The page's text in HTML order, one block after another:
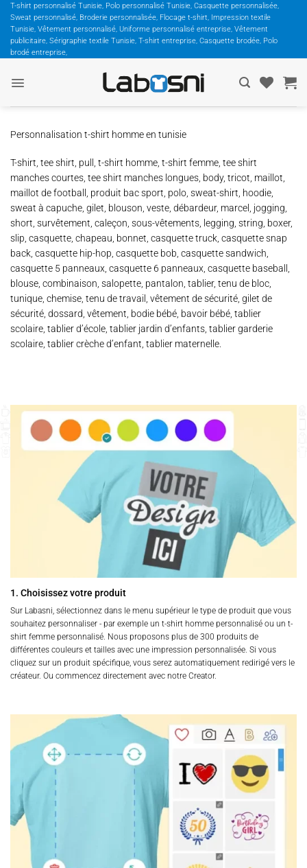
Passer
contenu
T-shirt personnalisé Tunisie, Polo personnalisé Tunisie, Casquette personnalisée,
Sweat personnalisé, Broderie personnalisée, Flocage t-shirt, Impression textile
Tunisie, Vêtement personnalisé, Uniforme personnalisé entreprise, Vêtement
publicitaire, Sérigraphie textile Tunisie, T-shirt entreprise, Casquette brodée, Polo
brodé entreprise,
Personnalisation t-shirt homme en tunisie
T-shirt, tee shirt, pull, t-shirt homme, t-shirt femme, tee shirt
manches courtes, tee shirt manches longues, body, tricot, maillot,
maillot de football, produit bac sport, polo, sweat-shirt, hoodie,
sweat à capuche, gilet, blouson, veste, débardeur, marcel, jogging,
short, survêtement, caleçon, sous-vêtements, legging, string, boxer,
slip, casquette, chapeau, bonnet, casquette truck, casquette snap
back, casquette hip-hop, casquette bob, casquette sandwich,
casquette 5 panneaux, casquette 6 panneaux, casquette baseball,
blouse, combinaison, salopette, pantalon, tablier, tenu de bloc,
tunique, chemise, tenu de travail, vêtement de sécurité, gilet de
sécurité, dossard, vêtement, bodie bébé, bavoir bébé, tablier
scolaire, tablier d’école, tablier jardin d’enfants, tablier garderie
scolaire, tablier crèche d’enfant, tablier maternelle.
1. Choisissez votre produit
Sur Labasni, sélectionnez dans le menu supérieur le type de produit que vous
souhaitez personnaliser - par exemple un t-shirt homme personnalisé ou un t-
shirt femme personnalisé. Nous proposons plus de 300 produits de
différentes couleurs et tailles avec une impression personnalisée. Si vous
cliquez sur un produit spécifique, vous serez automatiquement redirigé vers le
créateur. Ou commencez directement avec notre Creator.